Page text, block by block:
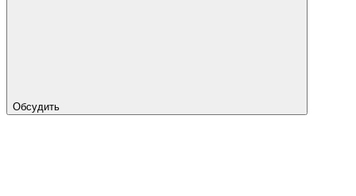
Обсудить